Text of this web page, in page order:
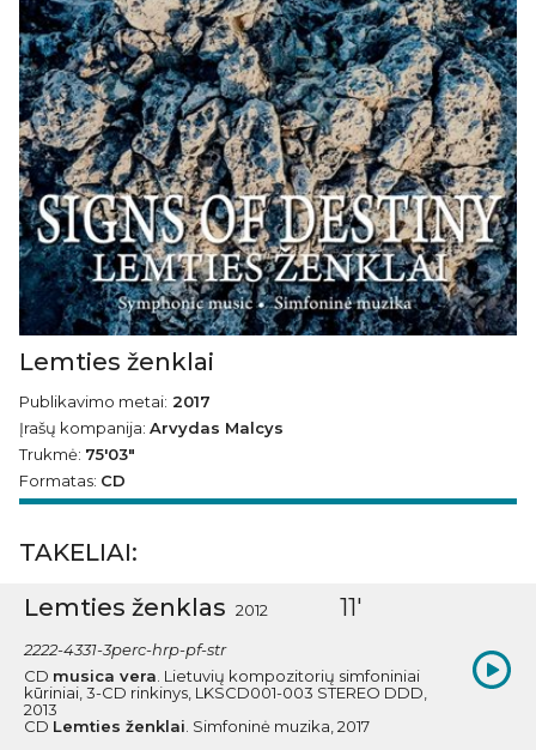
Lemties ženklai
Publikavimo metai: 2017
Įrašų kompanija: Arvydas Malcys
Trukmė: 75′03″
Formatas: CD
TAKELIAI:
Lemties ženklas 2012 11'
2222-4331-3perc-hrp-pf-str
CD musica vera. Lietuvių kompozitorių simfoniniai
kūriniai, 3-CD rinkinys, LKSCD001-003 STEREO DDD,
2013
CD Lemties ženklai. Simfoninė muzika, 2017